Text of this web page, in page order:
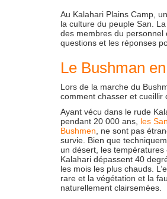
Au Kalahari Plains Camp,
la culture du peuple San.
des membres du personnel
questions et les réponses
Le Bushman
Lors de la marche du
comment chasser et cueillir
Ayant vécu dans le rude
pendant 20 000 ans, les
Bushmen , ne sont pas
survie. Bien que
un désert, les températures
Kalahari dépassent 40
les mois les plus chauds.
rare et la végétation et la
naturellement clairsemées.